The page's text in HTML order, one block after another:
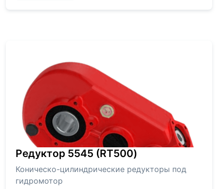
Редуктор 5545 (RT500)
Коническо-цилиндрические редукторы под
гидромотор